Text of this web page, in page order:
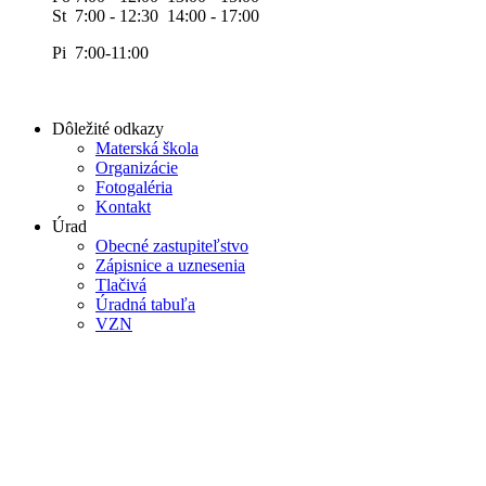
St 7:00 - 12:30 14:00 - 17:00
Pi 7:00-11:00
Dôležité odkazy
Materská škola
Organizácie
Fotogaléria
Kontakt
Úrad
Obecné zastupiteľstvo
Zápisnice a uznesenia
Tlačivá
Úradná tabuľa
VZN